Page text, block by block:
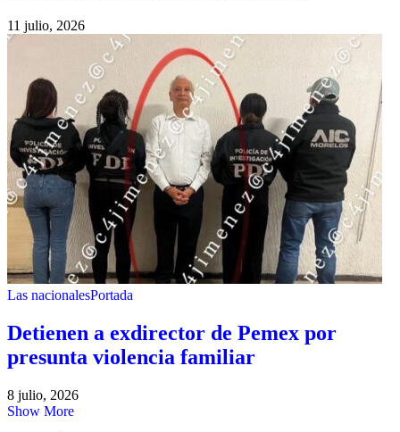
11 julio, 2026
Las nacionalesPortada
Detienen a exdirector de Pemex por
presunta violencia familiar
8 julio, 2026
Show More